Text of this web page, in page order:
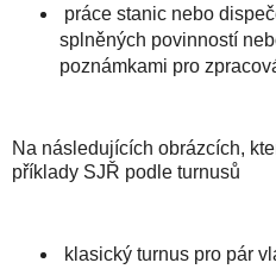
práce stanic nebo
splněných povinností
poznámkami pro
Na následujících obrázcích,
příklady SJŘ podle turnusů
klasický turnus pro pár